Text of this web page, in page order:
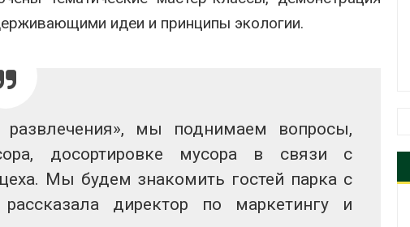
идеи и принципы экологии.
мы поднимаем вопросы,
досортировке мусора в связи с
Мы будем знакомить гостей парка с
директор по маркетингу и